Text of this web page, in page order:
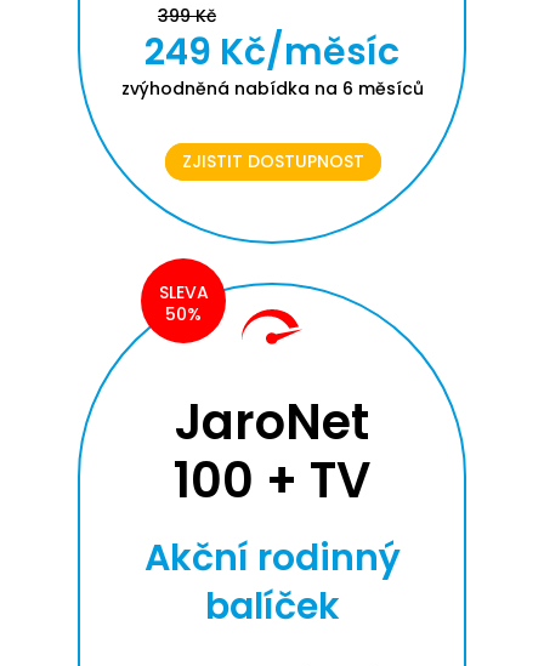
399 Kč
249 Kč/měsíc
zvýhodněná nabídka na 6 měsíců
ZJISTIT DOSTUPNOST
SLEVA
50%
JaroNet
100 + TV
Akční rodinný
balíček